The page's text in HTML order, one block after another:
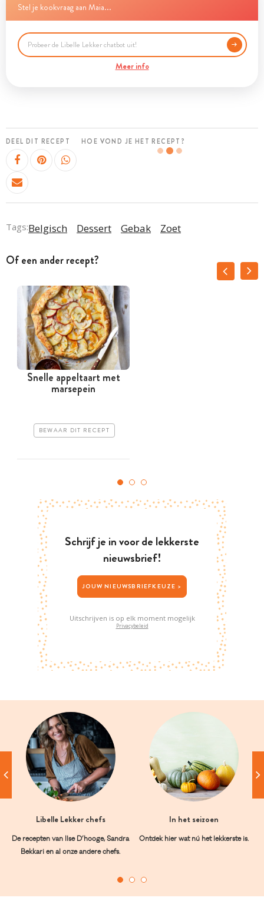
Stel je kookvraag aan Maia...
Meer info
DEEL DIT RECEPT HOE VOND JE HET RECEPT?
Tags:Belgisch Dessert Gebak Zoet
Of een ander recept?
Snelle appeltaart met
marsepein
BEWAAR DIT RECEPT
Schrijf je in voor de lekkerste
nieuwsbrief!
JOUW NIEUWSBRIEFKEUZE >
Uitschrijven is op elk moment mogelijk
Privacybeleid
Libelle Lekker chefs
De recepten van Ilse D’hooge, Sandra
Bekkari en al onze andere chefs.
In het seizoen
Ontdek hier wat nú het lekkerste is.